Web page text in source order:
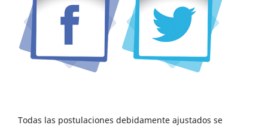
Todas las postulaciones debidamente ajustados se